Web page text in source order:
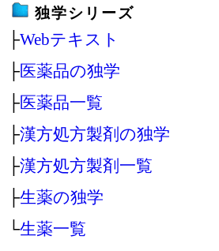
独学シリーズ
├Webテキスト
├医薬品の独学
├医薬品一覧
├漢方処方製剤の独学
├漢方処方製剤一覧
├生薬の独学
└生薬一覧